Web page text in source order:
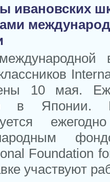
ивановских
10 мая.
в Японии.
Foundation
участвуют